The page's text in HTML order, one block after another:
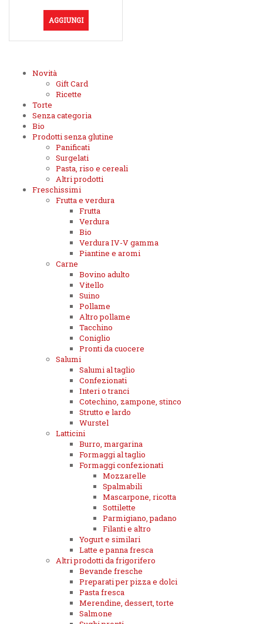
AGGIUNGI
Novità
Gift Card
Ricette
Torte
Senza categoria
Bio
Prodotti senza glutine
Panificati
Surgelati
Pasta, riso e cereali
Altri prodotti
Freschissimi
Frutta e verdura
Frutta
Verdura
Bio
Verdura IV-V gamma
Piantine e aromi
Carne
Bovino adulto
Vitello
Suino
Pollame
Altro pollame
Tacchino
Coniglio
Pronti da cuocere
Salumi
Salumi al taglio
Confezionati
Interi o tranci
Cotechino, zampone, stinco
Strutto e lardo
Wurstel
Latticini
Burro, margarina
Formaggi al taglio
Formaggi confezionati
Mozzarelle
Spalmabili
Mascarpone, ricotta
Sottilette
Parmigiano, padano
Filanti e altro
Yogurt e similari
Latte e panna fresca
Altri prodotti da frigorifero
Bevande fresche
Preparati per pizza e dolci
Pasta fresca
Merendine, dessert, torte
Salmone